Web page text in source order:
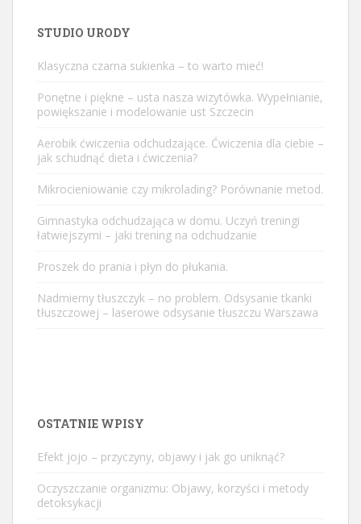
STUDIO URODY
Klasyczna czarna sukienka – to warto mieć!
Ponętne i piękne – usta nasza wizytówka. Wypełnianie,
powiększanie i modelowanie ust Szczecin
Aerobik ćwiczenia odchudzające. Ćwiczenia dla ciebie –
jak schudnąć dieta i ćwiczenia?
Mikrocieniowanie czy mikrolading? Porównanie metod.
Gimnastyka odchudzająca w domu. Uczyń treningi
łatwiejszymi – jaki trening na odchudzanie
Proszek do prania i płyn do płukania.
Nadmierny tłuszczyk – no problem. Odsysanie tkanki
tłuszczowej – laserowe odsysanie tłuszczu Warszawa
OSTATNIE WPISY
Efekt jojo – przyczyny, objawy i jak go uniknąć?
Oczyszczanie organizmu: Objawy, korzyści i metody
detoksykacji